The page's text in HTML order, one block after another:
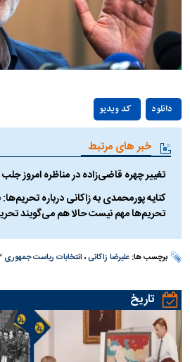
کد ویدیو دانلود
خبر های مرتبط
تغییر چهره قاضی‌زاده در مناظره امروز
کنایه پورمحمدی به زاکانی درباره
تحریم‌ها مهم نیست حالا هم می‌گویند
برچسب ها:علیرضا زاکانی، انتخابات ریاست جمهوری ۱۴۰۳
تاریخ